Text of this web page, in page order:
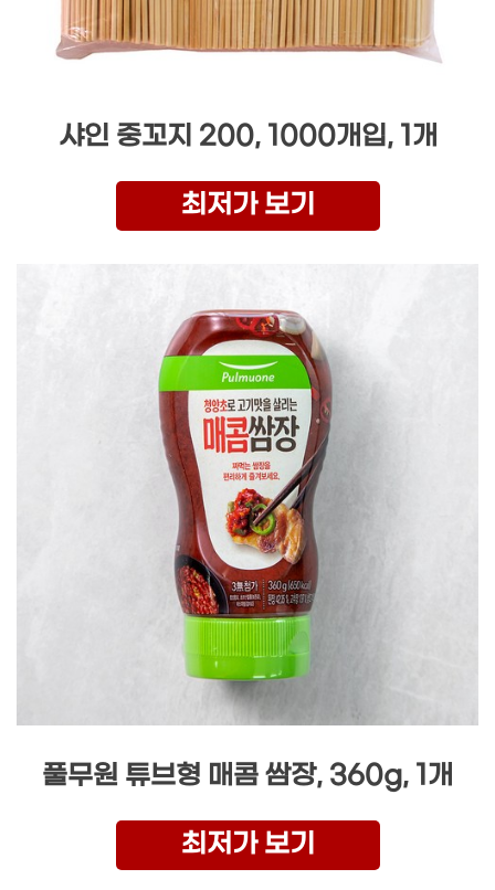
샤인 중꼬지 200, 1000개입, 1개
최저가 보기
풀무원 튜브형 매콤 쌈장, 360g, 1개
최저가 보기